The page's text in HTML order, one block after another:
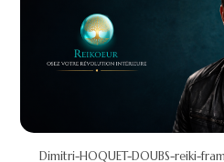
Dimitri-HOQUET-DOUBS-reiki-